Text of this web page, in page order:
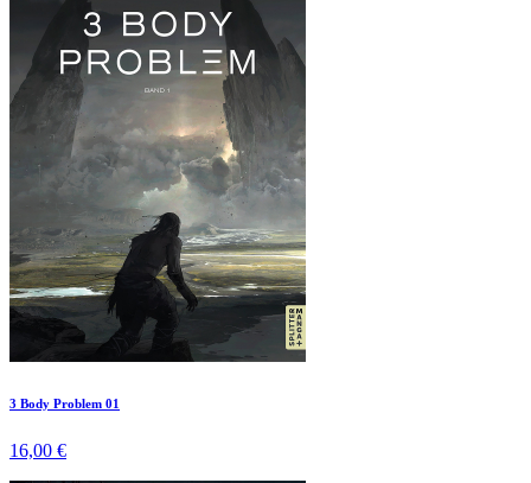
3 Body Problem 01
16,00 €